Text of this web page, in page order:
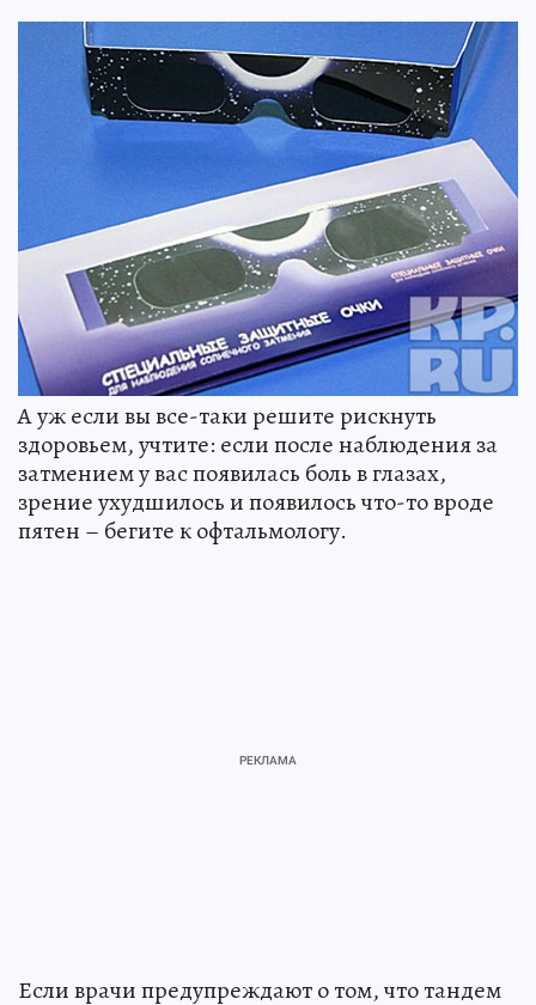
А уж если вы все-таки решите рискнуть
здоровьем, учтите: если после наблюдения за
затмением у вас появилась боль в глазах,
зрение ухудшилось и появилось что-то вроде
пятен – бегите к офтальмологу.
Если врачи предупреждают о том, что тандем